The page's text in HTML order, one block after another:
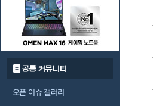
공통 커뮤니티
오픈 이슈 갤러리